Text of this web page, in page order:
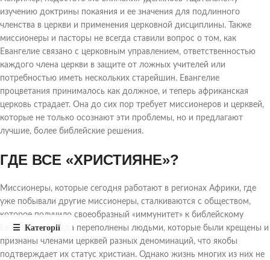
изучению доктрины покаяния и ее значения для подлинного
членства в церкви и применения церковной дисциплины. Также
миссионеры и пасторы не всегда ставили вопрос о том, как
Евангелие связано с церковным управлением, ответственностью
каждого члена церкви в защите от ложных учителей или
потребностью иметь нескольких старейшин. Евангелие
процветания принималось как должное, и теперь африканская
церковь страдает. Она до сих пор требует миссионеров и церквей,
которые не только осознают эти проблемы, но и предлагают
лучшие, более библейские решения.
ГДЕ ВСЕ «ХРИСТИЯНЕ»?
Миссионеры, которые сегодня работают в регионах Африки, где
уже побывали другие миссионеры, сталкиваются с обществом,
которое получило своеобразный «иммунитет» к библейскому
Евангелию. Города переполнены людьми, которые были крещены и
признаны членами церквей разных деноминаций, что якобы
подтверждает их статус христиан. Однако жизнь многих из них не